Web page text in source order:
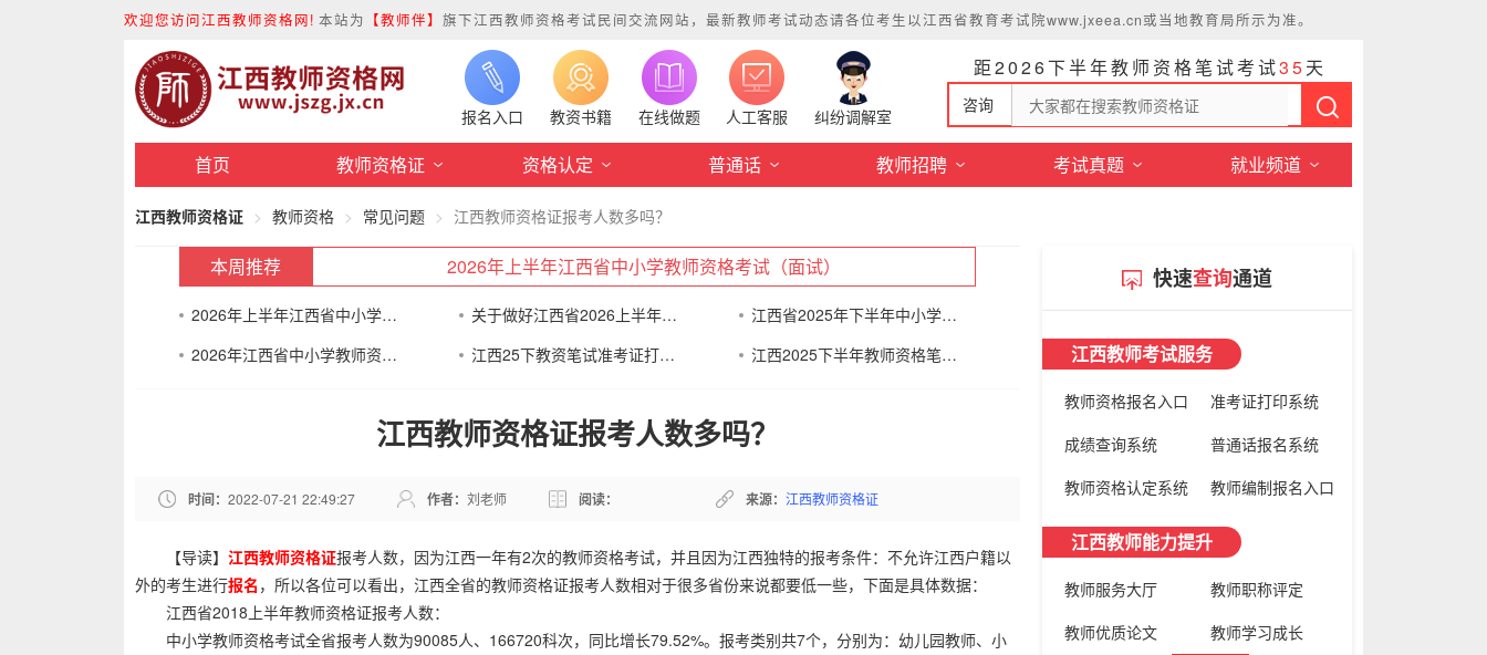
欢迎您访问江西教师资格网! 本站为 【教师伴】 旗下江西教师资格考试民间交流网站，最新教师考试动态请各位考生以江西省教育考试院www.jxeea.cn或当地教育局所示为准。
报名入口 教资书籍 在线做题 人工客服 纠纷调解室
距2026下半年教师资格笔试考试35天
咨询
首页 教师资格证 资格认定 普通话 教师招聘 考试真题 就业频道
江西教师资格证 教师资格 常见问题 江西教师资格证报考人数多吗？
本周推荐 2026年上半年江西省中小学教师资格考试（面试）
2026年上半年江西省中小学教师资格考试（面试） 关于做好江西省2026上半年中小学教师资格考试（
江西省2025年下半年中小学教师资格考试（笔试）
2026年江西省中小学教师资格认定公告
江西25下教资笔试准考证打印通知 江西2025下半年教师资格笔试考前告知书
江西教师资格证报考人数多吗？
时间： 2022-07-21 22:49:27 作者： 刘老师 阅读： 来源： 江西教师资格证
【导读】 江西教师资格证报考人数，因为江西一年有2次的教师资格考试，并且因为江西独特的报考条件：不允许江西户籍以
外的考生进行报名 ，所以各位可以看出，江西全省的教师资格证报考人数相对于很多省份来说都要低一些，下面是具体数据：
江西省2018上半年教师资格证报考人数：
中小学教师资格考试全省报考人数为90085人、166720科次，同比增长79.52%。报考类别共7个，分别为：幼儿园教师、小
快速查询通道
江西教师考试服务
教师资格报名入口
准考证打印系统
成绩查询系统
普通话报名系统
教师资格认定系统
教师编制报名入口
江西教师能力提升
教师服务大厅
教师职称评定
教师优质论文
教师学习成长